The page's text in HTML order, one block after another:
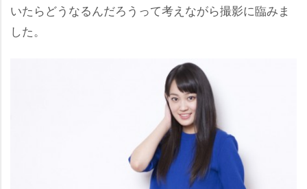
いたらどうなるんだろうって考えながら撮影に臨みま
した。